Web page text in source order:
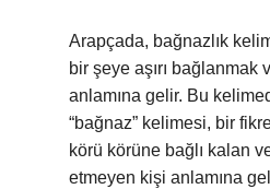
Arapçada, bağnazlık
bir şeye aşırı bağlanmak
anlamına gelir. Bu
“bağnaz” kelimesi, bir
körü körüne bağlı kalan
etmeyen kişi anlamına